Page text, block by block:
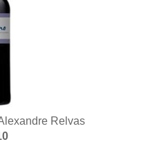
Relvas